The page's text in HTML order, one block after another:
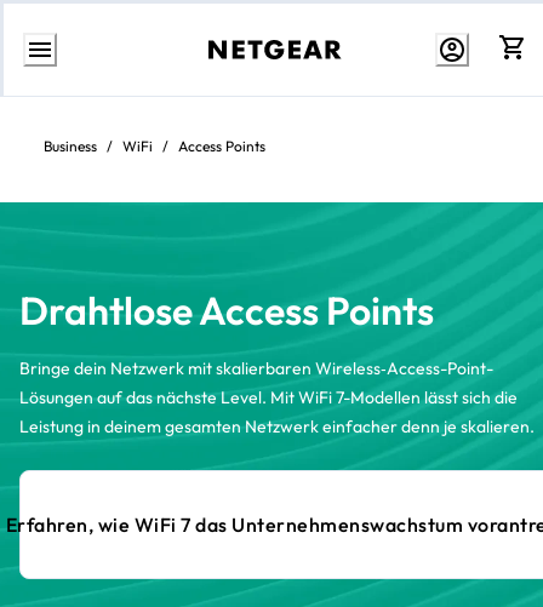
Zum
springen
Business / WiFi / Access Points
Drahtlose Access Points
Bringe dein Netzwerk mit skalierbaren Wireless‑Access-Point-
Lösungen auf das nächste Level. Mit WiFi 7-Modellen lässt sich die
Leistung in deinem gesamten Netzwerk einfacher denn je skalieren.
Erfahren, wie WiFi 7 das Unternehmenswachstum